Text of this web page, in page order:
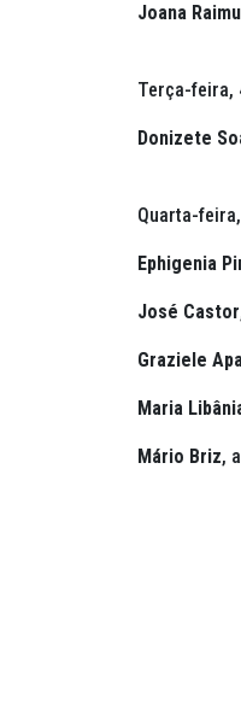
Joana
Terça-feira,
Donizete
Quarta-
Ephigenia
José Castor
Graziele
Maria
Mário Briz,